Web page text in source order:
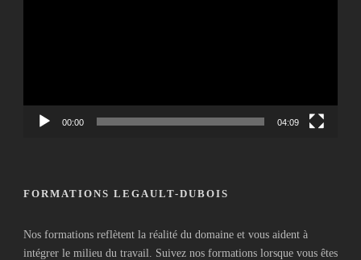
00:00 04:09
FORMATIONS LEGAULT-DUBOIS
Nos formations reflètent la réalité du domaine et vous aident à
intégrer le milieu du travail. Suivez nos formations lorsque vous êtes